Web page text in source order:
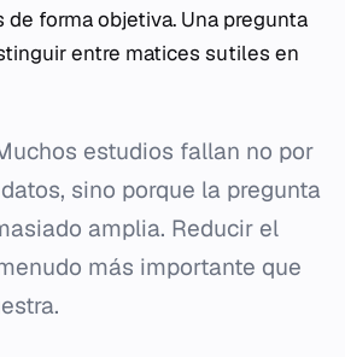
de forma objetiva. Una pregunta
entre matices sutiles en
estudios fallan no por
sino porque la pregunta
amplia. Reducir el
más importante que